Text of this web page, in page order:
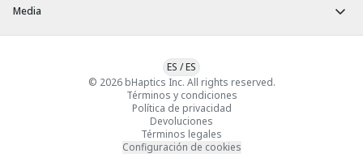
Media
© 2026 bHaptics Inc. All rights reserved.
Términos y condiciones
Política de privacidad
Devoluciones
Términos legales
Configuración de cookies
ES /ES